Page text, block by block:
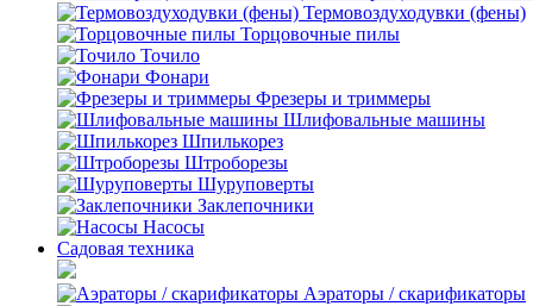
Термовоздуходувки (фены)
Торцовочные пилы
Точило
Фонари
Фрезеры и триммеры
Шлифовальные машины
Шпилькорез
Штроборезы
Шуруповерты
Заклепочники
Насосы
Садовая техника
Аэраторы / скарификаторы